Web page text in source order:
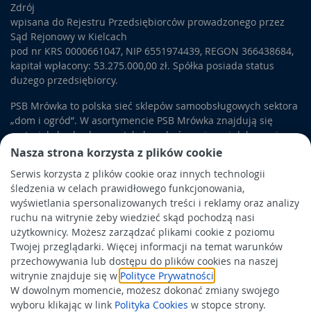
Nasza strona korzysta z plików cookie
Serwis korzysta z plików cookie oraz innych technologii
śledzenia w celach prawidłowego funkcjonowania,
wyświetlania spersonalizowanych treści i reklamy oraz analizy
ruchu na witrynie żeby wiedzieć skąd pochodzą nasi
użytkownicy. Możesz zarządzać plikami cookie z poziomu
Twojej przeglądarki. Więcej informacji na temat warunków
przechowywania lub dostępu do plików cookies na naszej
witrynie znajduje się w Polityce Prywatności
W dowolnym momencie, możesz dokonać zmiany swojego
wyboru klikając w link Polityka Cookies w stopce strony.
Zdrój
wpisana do Rejestru Przedsiębiorców prowadzonego przez
Sąd Rejonowy w Kielcach
pod nr KRS 0000661047, NIP 6551974439, REGON 366438684,
kapitał wpłacony: 53.275.000,00 zł. Spółka posiada status
dużego przedsiębiorcy.
PSB Mrówka to polska sieć sklepów samoobsługowych sektora
„dom i ogród”. W asortymencie PSB Mrówka znajdują się
materiały budowlane, artykuły wykończeniowe i dekoracyjne,
wyposażenie łazienek i kuchni, elektronarzędzia, a także
artykuły związane z ogrodem i otoczeniem domu.
Obowiązek informacyjny
Polityka prywatności
Polityka Cookies
Odbiór zużytego sprzętu
Wspierają nas: